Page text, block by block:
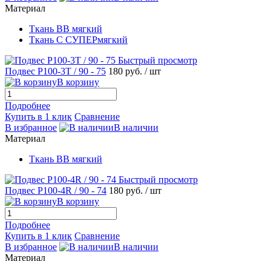
Материал
Ткань ВВ мягкий
Ткань С СУПЕРмягкий
Быстрый просмотр
Подвес Р100-3T / 90 - 75 180 руб. / шт
В корзину
Подробнее
Купить в 1 клик Сравнение
В избранное
В наличии
Материал
Ткань ВВ мягкий
Быстрый просмотр
Подвес Р100-4R / 90 - 74 180 руб. / шт
В корзину
Подробнее
Купить в 1 клик Сравнение
В избранное
В наличии
Материал